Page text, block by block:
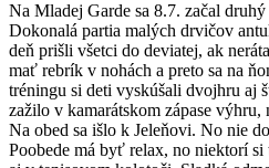
Na Mladej Garde sa 8.7. začal
Dokonalá partia malých drvičov
deň prišli všetci do deviatej, ak
mať rebrík v nohách a preto sa na
tréningu si deti vyskúšali dvojhru aj
zažilo v kamarátskom zápase
Na obed sa išlo k Jeleňovi. No nie
Poobede má byť relax, no niektorí